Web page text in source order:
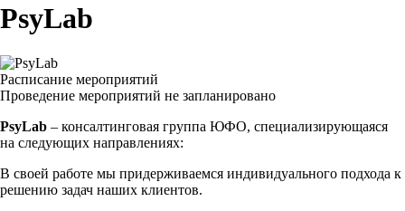
PsyLab
Расписание мероприятий
Проведение мероприятий не запланировано
PsyLab – консалтинговая группа ЮФО, специализирующаяся
на следующих направлениях:
В своей работе мы придерживаемся индивидуального подхода к
решению задач наших клиентов.